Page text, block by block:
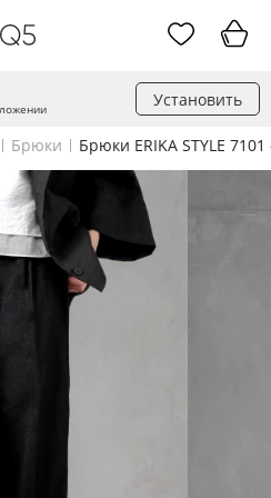
Установить
Брюки Брюки ERIKA STYLE